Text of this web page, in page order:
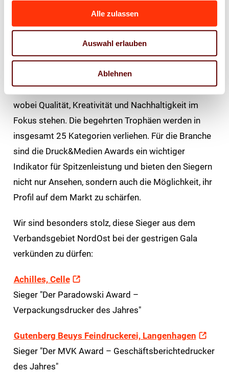
Alle zulassen
Auswahl erlauben
Ablehnen
zusammen, um exzellente Projekte und kreative
Die Awards fördern den Austausch innerhalb der
Branche und bieten eine Plattform, um Trends und
Best Practices zu präsentieren. Zahlreiche
hochkarätige Juroren bewerten die Einsendungen,
wobei Qualität, Kreativität und Nachhaltigkeit im
Fokus stehen. Die begehrten Trophäen werden in
insgesamt 25 Kategorien verliehen. Für die Branche
sind die Druck&Medien Awards ein wichtiger
Indikator für Spitzenleistung und bieten den Siegern
nicht nur Ansehen, sondern auch die Möglichkeit, ihr
Profil auf dem Markt zu schärfen.
Wir sind besonders stolz, diese Sieger aus dem
Verbandsgebiet NordOst bei der gestrigen Gala
verkünden zu dürfen:
Achilles, Celle
Sieger "Der Paradowski Award –
Verpackungsdrucker des Jahres"
Gutenberg Beuys Feindruckerei, Langenhagen
Sieger "Der MVK Award – Geschäftsberichtedrucker
des Jahres"